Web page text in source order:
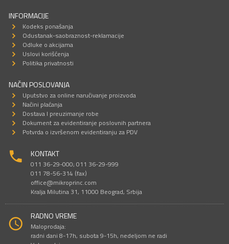
INFORMACIJE
Kodeks ponašanja
Odustanak-saobraznost-reklamacije
Odluke o akcijama
Uslovi korišćenja
Politika privatnosti
NAČIN POSLOVANJA
Uputstvo za online naručivanje proizvoda
Načini plaćanja
Dostava I preuzimanje robe
Dokument za evidentiranje poslovnih partnera
Potvrda o izvršenom evidentiranju za PDV
KONTAKT
011 36-29-000; 011 36-29-999
011 78-56-314 (fax)
office@mikroprinc.com
Kralja Milutina 31, 11000 Beograd, Srbija
RADNO VREME
Maloprodaja:
radni dani 8-17h, subota 9-15h, nedeljom ne radi